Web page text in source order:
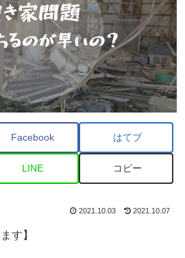
Facebook はてブ
LINE コピー
2021.10.03 2021.10.07
す】